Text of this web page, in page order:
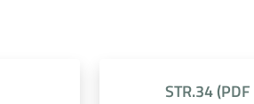
STR.34(PDF